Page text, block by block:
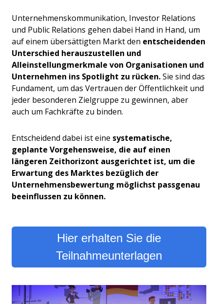
Unternehmenskommunikation, Investor Relations
und Public Relations gehen dabei Hand in Hand, um
auf einem übersättigten Markt den entscheidenden
Unterschied herauszustellen und
Alleinstellungmerkmale von Organisationen und
Unternehmen ins Spotlight zu rücken.Sie sind das
Fundament, um das Vertrauen der Öffentlichkeit und
jeder besonderen Zielgruppe zu gewinnen, aber
auch um Fachkräfte zu binden.
Entscheidend dabei ist eine systematische,
geplante Vorgehensweise, die auf einen
längeren Zeithorizont ausgerichtet ist, um die
Erwartung des Marktes bezüglich der
Unternehmensbewertung möglichst passgenau
beeinflussen zu können.
Hier erhalten Sie die
Teilnahmeunterlagen